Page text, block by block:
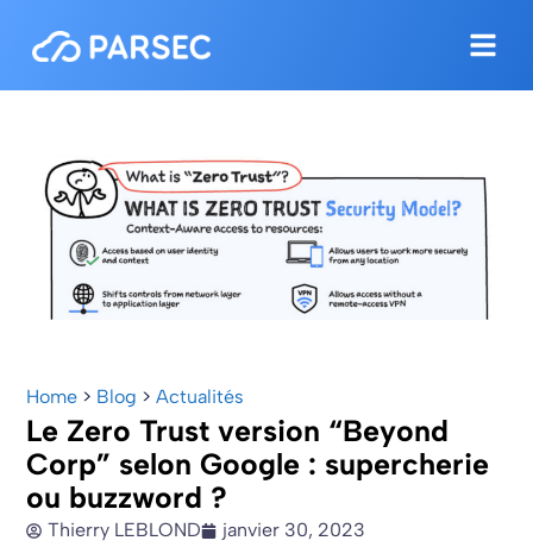
Home > Blog >Actualités
Le Zero Trust version “Beyond
Corp” selon Google : supercherie
ou buzzword ?
Thierry LEBLOND
janvier 30, 2023